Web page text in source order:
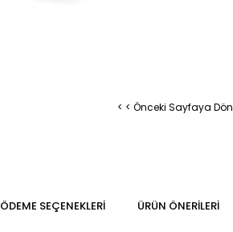
< < Önceki Sayfaya Dön
ÖDEME SEÇENEKLERI ÜRÜN ÖNERILERI